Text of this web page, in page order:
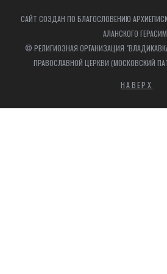
САЙТ СОЗДАН ПО БЛАГОСЛОВЕНИЮ
АЛАНСКОГО
© РЕЛИГИОЗНАЯ ОРГАНИЗАЦИЯ
ПРАВОСЛАВНОЙ ЦЕРКВИ (МОСКОВСКИЙ
НАВЕРХ